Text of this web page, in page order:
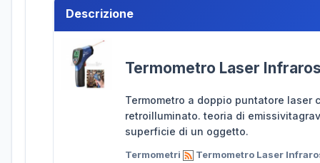
Descrizione
Termometro Laser
Termometro a doppio puntatore
retroilluminato. teoria di
superficie di un oggetto.
Termometri Termometro Laser